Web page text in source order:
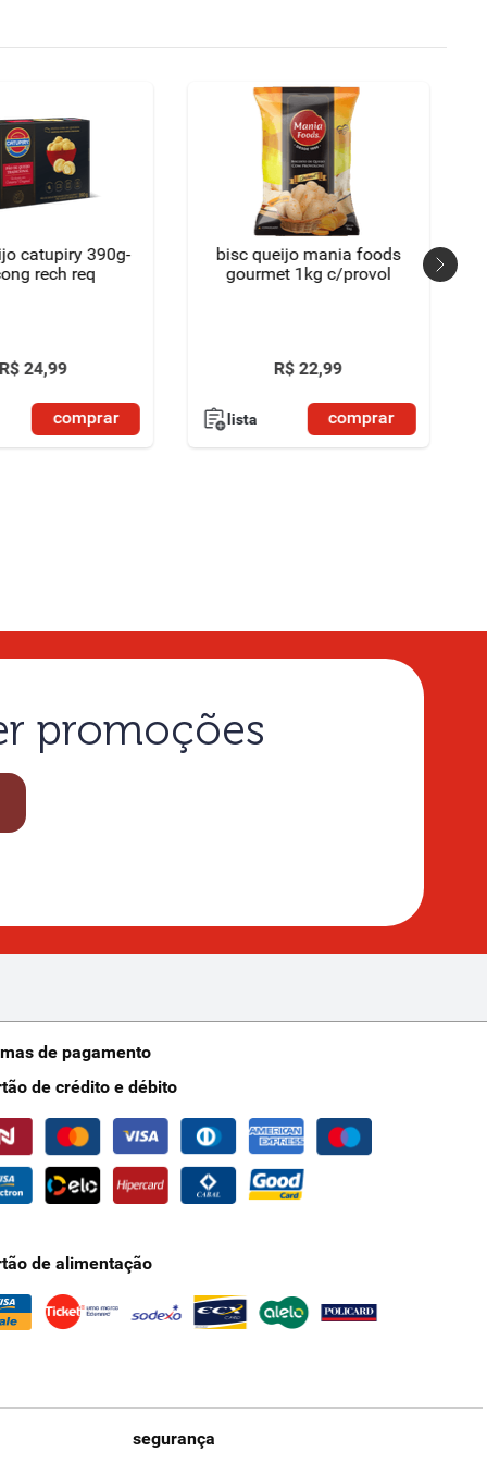
catupiry 390g-
cx cong rech req
R$ 24,99
comprar
bisc queijo mania foods
gourmet 1kg c/provol
R$ 22,99
lista comprar
promoções
de pagamento
de crédito e débito
de alimentação
segurança